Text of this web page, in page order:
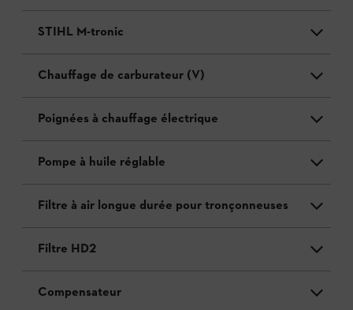
STIHL M-tronic
Chauffage de carburateur (V)
Poignées à chauffage électrique
Pompe à huile réglable
Filtre à air longue durée pour tronçonneuses
Filtre HD2
Compensateur